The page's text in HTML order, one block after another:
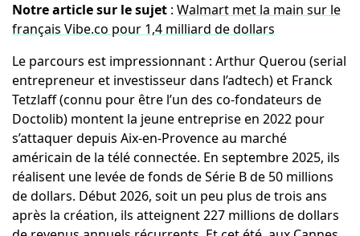
Notre article sur le sujet: Walmart met la main sur le
français Vibe.co pour 1,4 milliard de dollars
Le parcours est impressionnant : Arthur Querou (serial
entrepreneur et investisseur dans l’adtech) et Franck
Tetzlaff (connu pour être l’un des co-fondateurs de
Doctolib) montent la jeune entreprise en 2022 pour
s’attaquer depuis Aix-en-Provence au marché
américain de la télé connectée. En septembre 2025, ils
réalisent une levée de fonds de Série B de 50 millions
de dollars. Début 2026, soit un peu plus de trois ans
après la création, ils atteignent 227 millions de dollars